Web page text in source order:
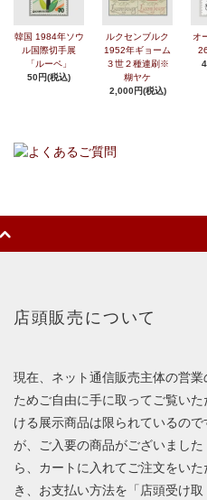
韓国 1984年ソウ
ル国際切手展
「ルーペ」
50円(税込)
ルクセンブルク
1952年ギョーム
３世２種連刷※
糊ヤケ
2,000円(税込)
オ
店頭販売について
現在、ネット通信販売主体の営業
ためご自由に手に取ってご覧いた
ける展示商品は限られているので
が、ご入要の商品がございました
ら、カートに入れてご注文をいた
き、お支払い方法を「店頭受け取